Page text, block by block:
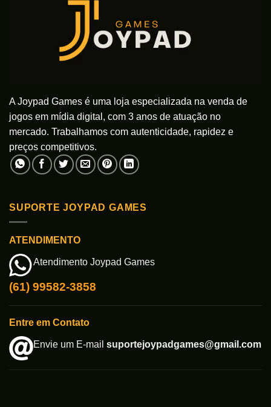
A Joypad Games é uma loja especializada na venda de
jogos em mídia digital, com 3 anos de atuação no
mercado. Trabalhamos com autenticidade, rapidez e
preços competitivos.
SUPORTE JOYPAD GAMES
ATENDIMENTO
Atendimento Joypad Games
(61) 99582-3858
Entre em Contato
Envie um E-mail suportejoypadgames@gmail.com